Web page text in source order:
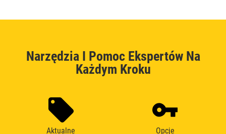
Narzędzia I Pomoc Ekspertów Na
Każdym Kroku
Aktualne
Opcje